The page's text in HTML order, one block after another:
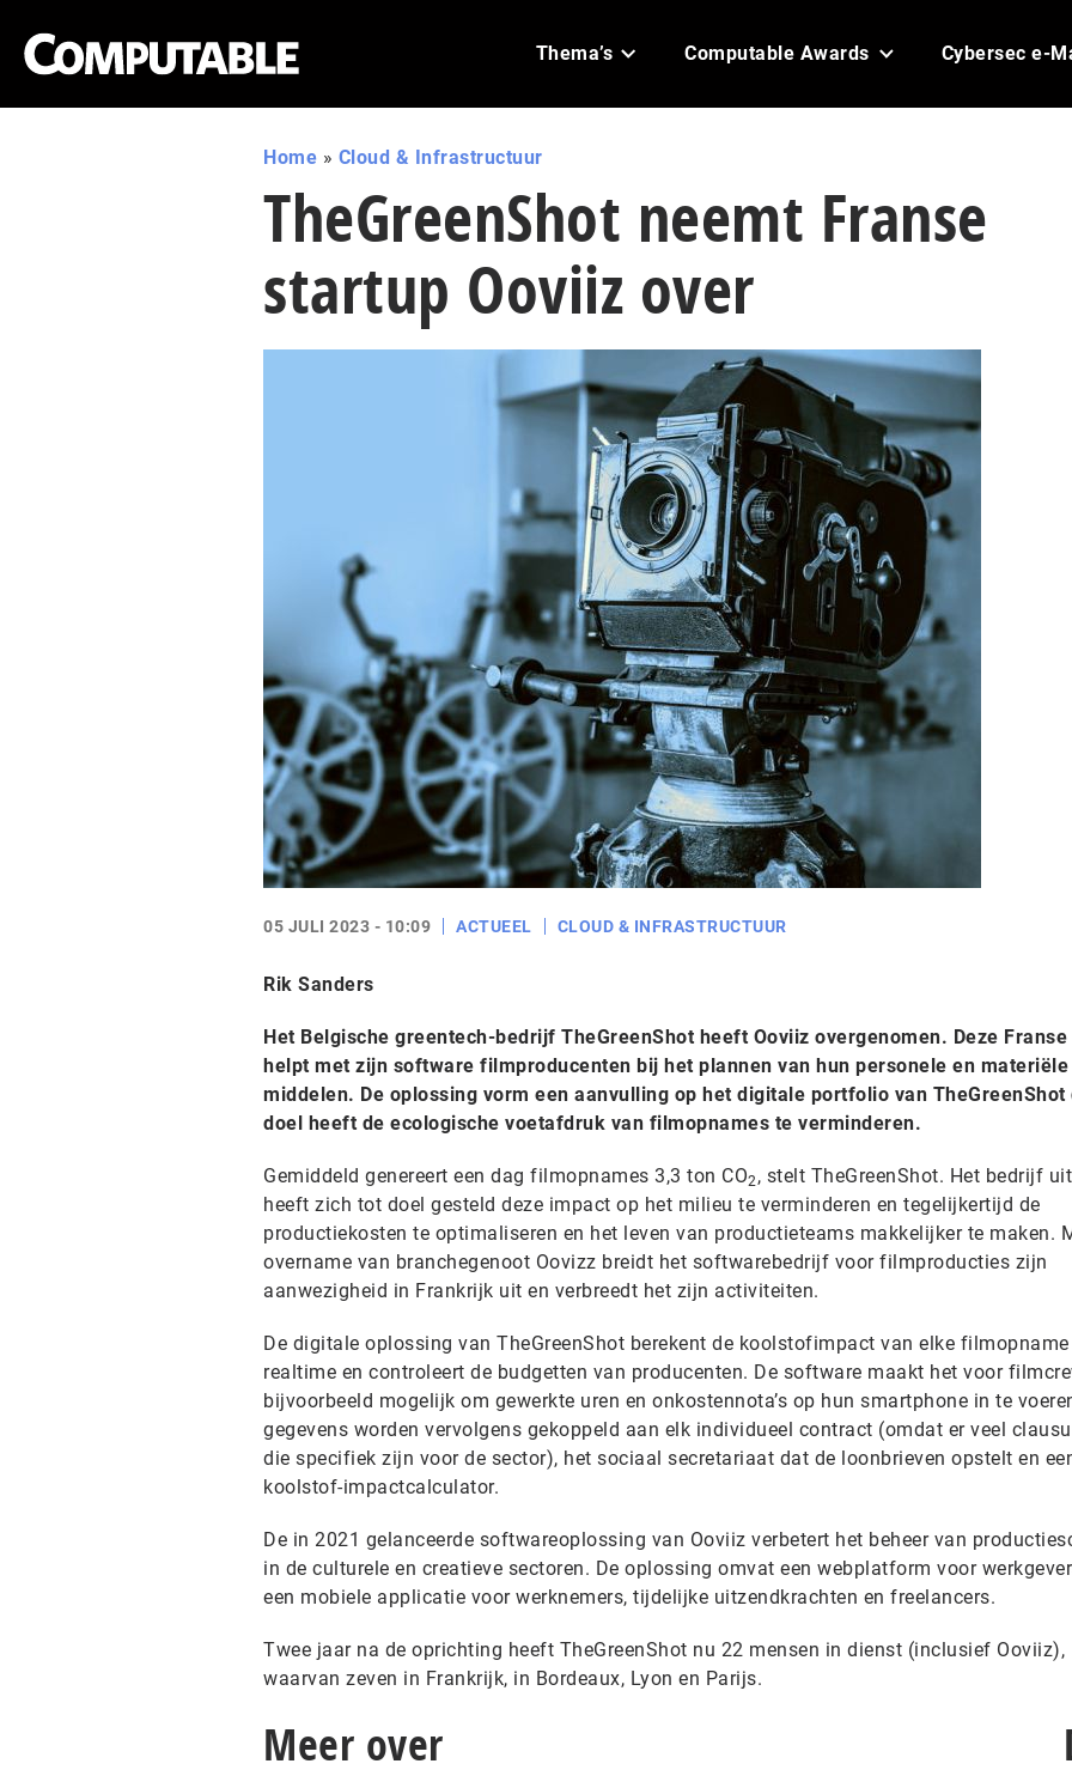
Thema’s Computable Awards Cybersec e-
Home » Cloud & Infrastructuur
TheGreenShot neemt Franse
startup Ooviiz over
05 JULI 2023 - 10:09 ACTUEEL CLOUD & INFRASTRUCTUUR
Rik Sanders
Het Belgische greentech-bedrijf TheGreenShot heeft Ooviiz overgenomen. Deze
helpt met zijn software filmproducenten bij het plannen van hun personele en materiële
middelen. De oplossing vorm een aanvulling op het digitale portfolio van TheGreenShot
doel heeft de ecologische voetafdruk van filmopnames te verminderen.
Gemiddeld genereert een dag filmopnames 3,3 ton CO2, stelt TheGreenShot. Het bedrijf
heeft zich tot doel gesteld deze impact op het milieu te verminderen en tegelijkertijd de
productiekosten te optimaliseren en het leven van productieteams makkelijker te maken.
overname van branchegenoot Oovizz breidt het softwarebedrijf voor filmproducties zijn
aanwezigheid in Frankrijk uit en verbreedt het zijn activiteiten.
De digitale oplossing van TheGreenShot berekent de koolstofimpact van elke
realtime en controleert de budgetten van producenten. De software maakt het voor
bijvoorbeeld mogelijk om gewerkte uren en onkostennota’s op hun smartphone in te
gegevens worden vervolgens gekoppeld aan elk individueel contract (omdat er veel
die specifiek zijn voor de sector), het sociaal secretariaat dat de loonbrieven opstelt en
koolstof-impactcalculator.
De in 2021 gelanceerde softwareoplossing van Ooviiz verbetert het beheer van
in de culturele en creatieve sectoren. De oplossing omvat een webplatform voor
een mobiele applicatie voor werknemers, tijdelijke uitzendkrachten en freelancers.
Twee jaar na de oprichting heeft TheGreenShot nu 22 mensen in dienst (inclusief Ooviiz),
waarvan zeven in Frankrijk, in Bordeaux, Lyon en Parijs.
Meer over